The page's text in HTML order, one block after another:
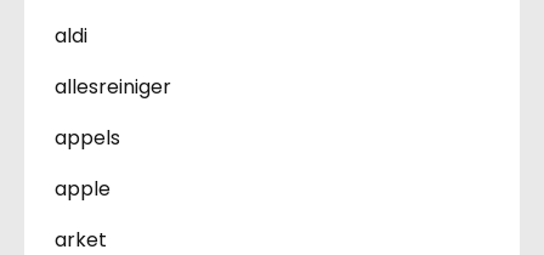
aldi
allesreiniger
appels
apple
arket